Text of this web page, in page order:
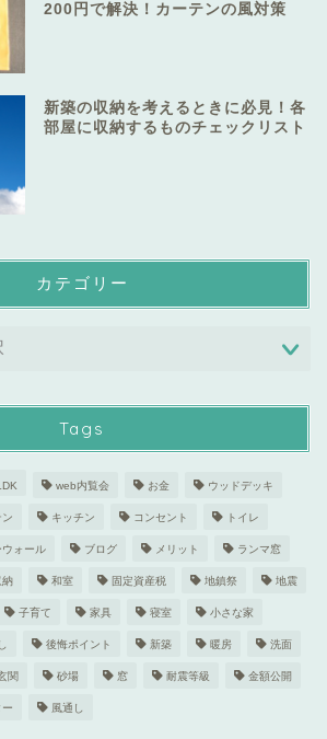
200円で解決！カーテンの風対策
新築の収納を考えるときに必見！各
部屋に収納するものチェックリスト
カテゴリー
Tags
web内覧会 お金 ウッドデッキ
ン キッチン コンセント トイレ
ウォール ブログ メリット ランマ窓
納 和室 固定資産税 地鎮祭 地震
子育て 家具 寝室 小さな家
後悔ポイント 新築 暖房 洗面
関 砂場 窓 耐震等級 金額公開
風通し